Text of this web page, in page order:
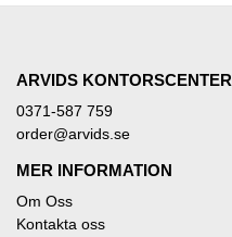
ARVIDS KONTORSCENTER
0371-587 759
order@arvids.se
MER INFORMATION
Om Oss
Kontakta oss